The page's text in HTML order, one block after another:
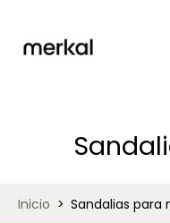
Inicio > Sandalias para